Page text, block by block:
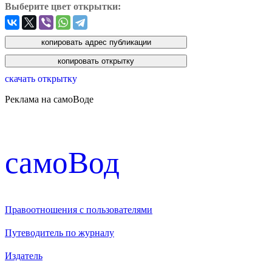
Выберите цвет открытки:
скачать открытку
Реклама на самоВоде
cамоВод
Правоотношения с пользователями
Путеводитель по журналу
Издатель